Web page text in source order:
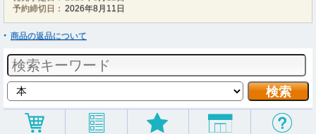
予約締切日： 2026年8月11日
商品の返品について